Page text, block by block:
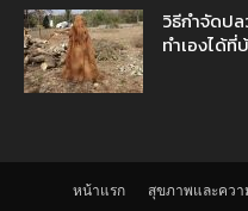
วิธีกำจัดป
ทำเองได้ที่
หน้าแรก สุขภาพและควา